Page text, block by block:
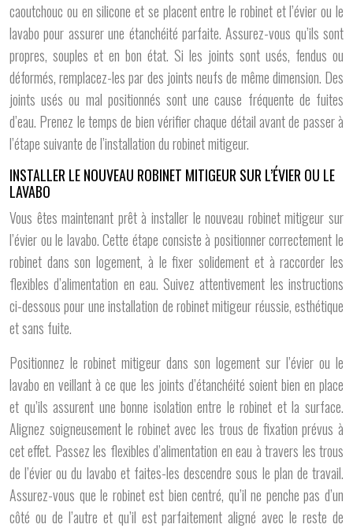
caoutchouc ou en silicone et se placent entre le robinet et l’évier ou le
lavabo pour assurer une étanchéité parfaite. Assurez-vous qu’ils sont
propres, souples et en bon état. Si les joints sont usés, fendus ou
déformés, remplacez-les par des joints neufs de même dimension. Des
joints usés ou mal positionnés sont une cause fréquente de fuites
d’eau. Prenez le temps de bien vérifier chaque détail avant de passer à
l’étape suivante de l’installation du robinet mitigeur.
INSTALLER LE NOUVEAU ROBINET MITIGEUR SUR L’ÉVIER OU LE
LAVABO
Vous êtes maintenant prêt à installer le nouveau robinet mitigeur sur
l’évier ou le lavabo. Cette étape consiste à positionner correctement le
robinet dans son logement, à le fixer solidement et à raccorder les
flexibles d’alimentation en eau. Suivez attentivement les instructions
ci-dessous pour une installation de robinet mitigeur réussie, esthétique
et sans fuite.
Positionnez le robinet mitigeur dans son logement sur l’évier ou le
lavabo en veillant à ce que les joints d’étanchéité soient bien en place
et qu’ils assurent une bonne isolation entre le robinet et la surface.
Alignez soigneusement le robinet avec les trous de fixation prévus à
cet effet. Passez les flexibles d’alimentation en eau à travers les trous
de l’évier ou du lavabo et faites-les descendre sous le plan de travail.
Assurez-vous que le robinet est bien centré, qu’il ne penche pas d’un
côté ou de l’autre et qu’il est parfaitement aligné avec le reste de